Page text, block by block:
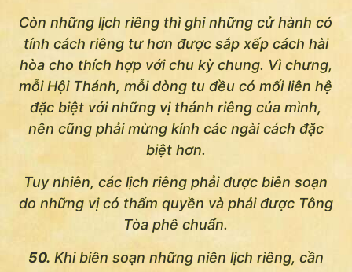
Còn những lịch riêng thì ghi những cử hành có
tính cách riêng tư hơn được sắp xếp cách hài
hòa cho thích hợp với chu kỳ chung. Vì chưng,
mỗi Hội Thánh, mỗi dòng tu đều có mối liên hệ
đặc biệt với những vị thánh riêng của mình,
nên cũng phải mừng kính các ngài cách đặc
biệt hơn.
Tuy nhiên, các lịch riêng phải được biên soạn
do những vị có thẩm quyền và phải được Tông
Tòa phê chuẩn.
50. Khi biên soạn những niên lịch riêng, cần